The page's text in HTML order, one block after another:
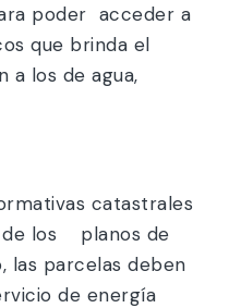
poder acceder a
que brinda el
a los de agua,
catastrales
de los planos de
las parcelas deben
de energía